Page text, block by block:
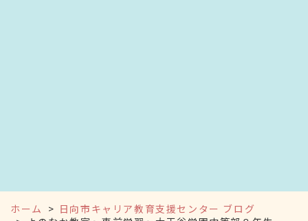
ホーム
日向市キャリア教育支援センター ブログ